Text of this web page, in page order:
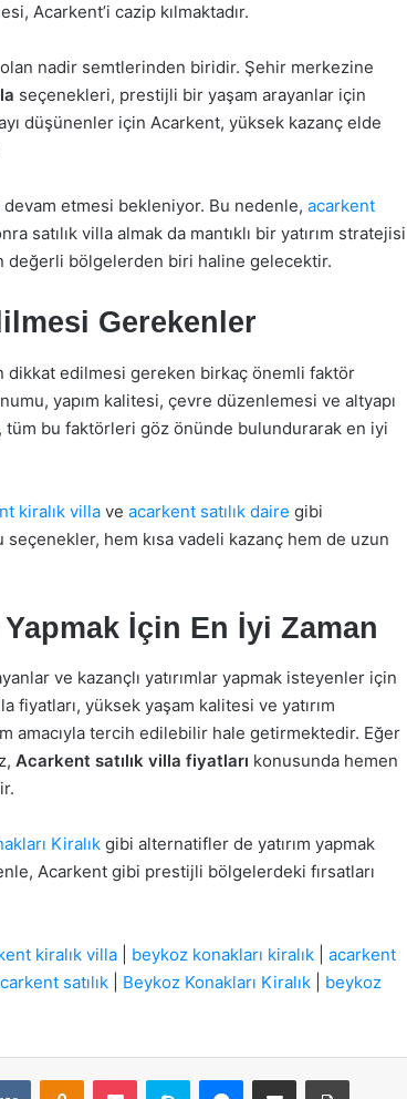
Acarkent’i cazip kılmaktadır.
nadir semtlerinden biridir. Şehir merkezine
seçenekleri, prestijli bir yaşam arayanlar için
düşünenler için Acarkent, yüksek kazanç elde
devam etmesi bekleniyor. Bu nedenle, acarkent
satılık villa almak da mantıklı bir yatırım stratejisi
değerli bölgelerden biri haline gelecektir.
Gerekenler
dikkat edilmesi gereken birkaç önemli faktör
yapım kalitesi, çevre düzenlemesi ve altyapı
tüm bu faktörleri göz önünde bulundurarak en iyi
kiralık villa ve acarkent satılık daire gibi
hem kısa vadeli kazanç hem de uzun
Yapmak İçin En İyi Zaman
ve kazançlı yatırımlar yapmak isteyenler için
yüksek yaşam kalitesi ve yatırım
amacıyla tercih edilebilir hale getirmektedir. Eğer
Acarkent satılık villa fiyatları konusunda hemen
Kiralık gibi alternatifler de yatırım yapmak
Acarkent gibi prestijli bölgelerdeki fırsatları
kiralık villa beykoz konakları kiralık
acarkent
satılık Beykoz Konakları Kiralık
beykoz
VKontakteOdnoklassniki
Pocket Skype Messenger
E-Posta ile paylaş Yazdır